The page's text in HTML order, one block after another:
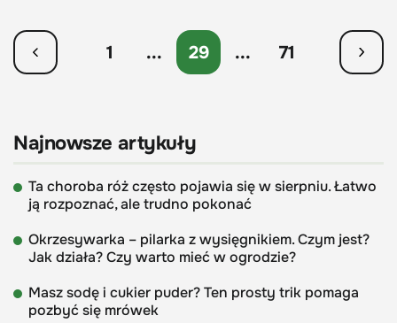
1 ... 29 ... 71
Najnowsze artykuły
Ta choroba róż często pojawia się w sierpniu. Łatwo
ją rozpoznać, ale trudno pokonać
Okrzesywarka – pilarka z wysięgnikiem. Czym jest?
Jak działa? Czy warto mieć w ogrodzie?
Masz sodę i cukier puder? Ten prosty trik pomaga
pozbyć się mrówek